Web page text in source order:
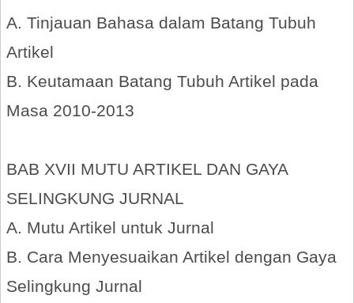
A. Tinjauan Bahasa dalam Batang Tubuh
Artikel
B. Keutamaan Batang Tubuh Artikel pada
Masa 2010-2013
BAB XVII MUTU ARTIKEL DAN GAYA
SELINGKUNG JURNAL
A. Mutu Artikel untuk Jurnal
B. Cara Menyesuaikan Artikel dengan Gaya
Selingkung Jurnal